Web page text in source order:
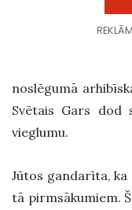
noslēgumā
Svētais Gars dod
vieglumu.
Jūtos gandarīta,
tā pirmsākumiem.